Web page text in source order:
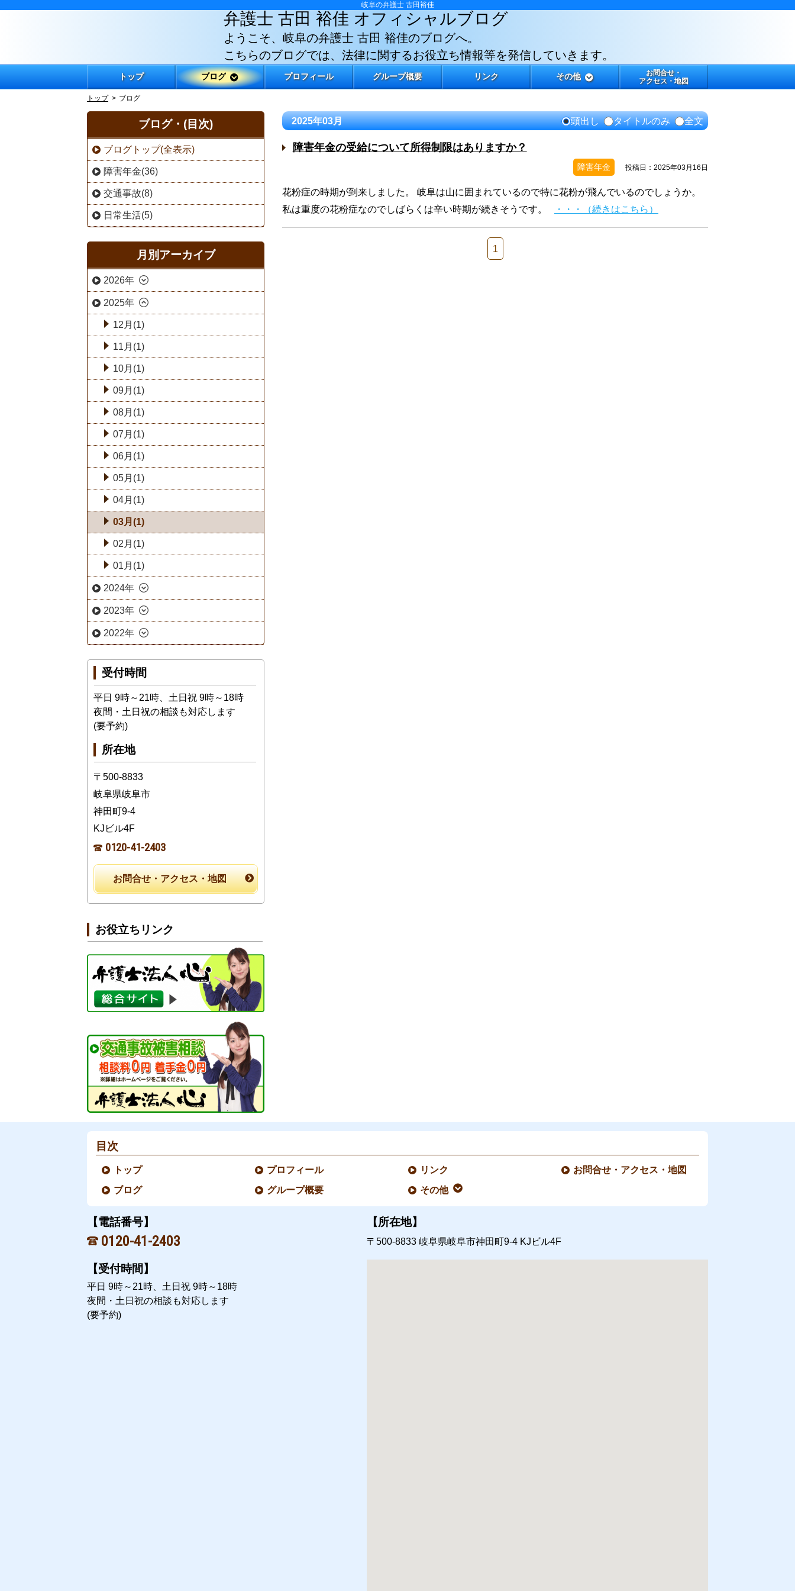
岐阜の弁護士 古田裕佳
弁護士 古田 裕佳 オフィシャルブログ
ようこそ、岐阜の弁護士 古田 裕佳のブログへ。
こちらのブログでは、法律に関するお役立ち情報等を発信していきます。
トップ ブログ プロフィール グループ概要 リンク その他
お問合せ・
アクセス・地図
トップ ブログ
2025年03月 頭出し タイトルのみ 全文
障害年金の受給について所得制限はありますか？
障害年金 投稿日：2025年03月16日
花粉症の時期が到来しました。 岐阜は山に囲まれているので特に花粉が飛んでいるのでしょうか。
私は重度の花粉症なのでしばらくは辛い時期が続きそうです。
・・・（続きはこちら）
1
ブログ・(目次)
ブログトップ(全表示)
障害年金(36)
交通事故(8)
日常生活(5)
月別アーカイブ
2026年
2025年
12月(1)
11月(1)
10月(1)
09月(1)
08月(1)
07月(1)
06月(1)
05月(1)
04月(1)
03月(1)
02月(1)
01月(1)
2024年
2023年
2022年
受付時間
平日 9時～21時、土日祝 9時～18時
夜間・土日祝の相談も対応します
(要予約)
所在地
〒500-8833
岐阜県岐阜市
神田町9-4
KJビル4F
0120-41-2403
お問合せ・アクセス・地図
お役立ちリンク
目次
トップ
ブログ
プロフィール
グループ概要
リンク
その他
お問合せ・アクセス・地図
【電話番号】
0120-41-2403
【受付時間】
平日 9時～21時、土日祝 9時～18時
夜間・土日祝の相談も対応します
(要予約)
【所在地】
〒500-8833岐阜県岐阜市神田町9-4 KJビル4F